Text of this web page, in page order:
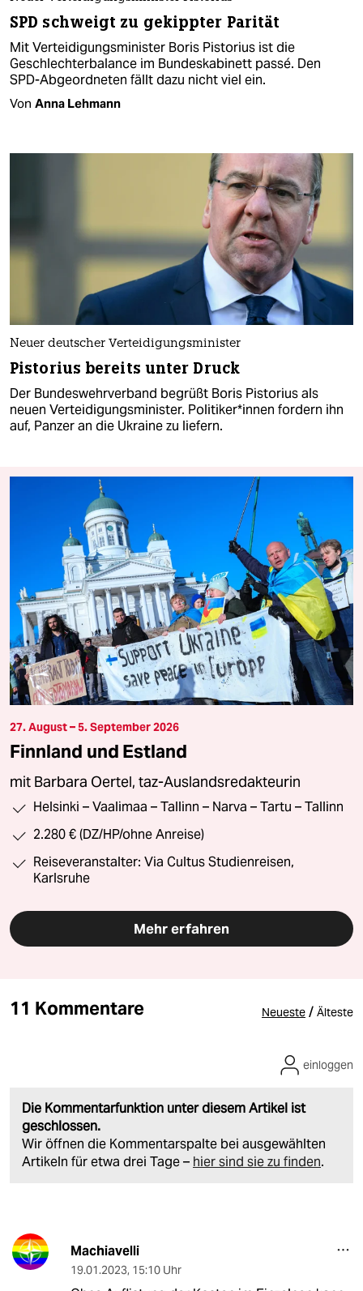
SPD schweigt zu gekippter Parität
Mit Verteidigungsminister Boris Pistorius ist die
Geschlechterbalance im Bundeskabinett passé. Den
SPD-Abgeordneten fällt dazu nicht viel ein.
Von Anna Lehmann
Neuer deutscher Verteidigungsminister
Pistorius bereits unter Druck
Der Bundeswehrverband begrüßt Boris Pistorius als
neuen Verteidigungsminister. Po­li­ti­ke­r*in­nen fordern ihn
auf, Panzer an die Ukraine zu liefern.
27. August – 5. September 2026
Finnland und Estland
mit Barbara Oertel, taz-Auslandsredakteurin
Helsinki – Vaalimaa – Tallinn – Narva – Tartu – Tallinn
2.280 € (DZ/HP/ohne Anreise)
Reiseveranstalter: Via Cultus Studienreisen,
Karlsruhe
Mehr erfahren
11 Kommentare Neueste / Älteste
Die Kommentarfunktion unter diesem Artikel ist
geschlossen.
Wir öffnen die Kommentarspalte bei ausgewählten
Artikeln für etwa drei Tage – hier sind sie zu finden.
einloggen
Machiavelli
19.01.2023, 15:10 Uhr